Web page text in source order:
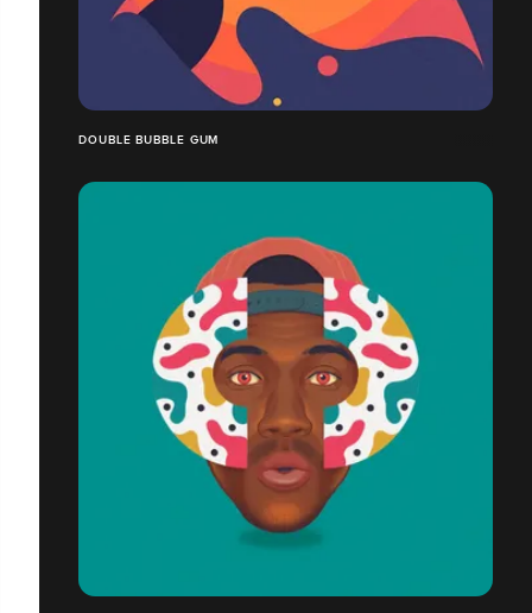
DOUBLE BUBBLE GUM